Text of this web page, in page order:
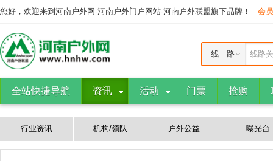
您好，欢迎来到河南户外网-河南户外门户网站-河南户外联盟旗下品牌！ 会
线路
线 路
全站快捷导航 资讯 活动 门票 抢购
行业资讯 机构/领队 户外公益 曝光台